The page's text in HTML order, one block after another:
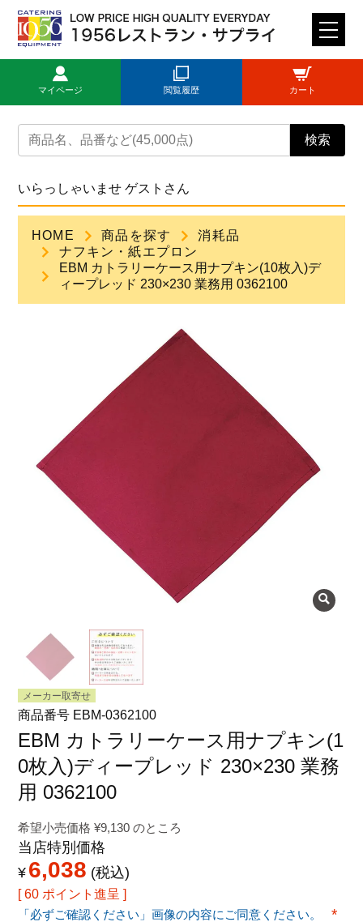
M
E
U
検索
マイページ 閲覧履歴 カート
トップページ
新規登録
商品一覧
よくある質問
会社概要
OEMについて
お問い合わせ
プライバシーポリシー
特定商取引法に関する表示
いらっしゃいませ ゲストさん
HOME 商品を探す
消耗品
ナフキン・紙エプロン
EBM カトラリーケース用ナプキン(10枚入)デ
ィープレッド 230×230 業務用 0362100
メーカー取寄せ
商品番号 EBM-0362100
EBM カトラリーケース用ナプキン(1
0枚入)ディープレッド 230×230 業務
用 0362100
希望小売価格 ¥9,130 のところ
当店特別価格
¥ 6,038 税込
60 ポイント進呈 ]
「必ずご確認ください」画像の内容にご同意ください。